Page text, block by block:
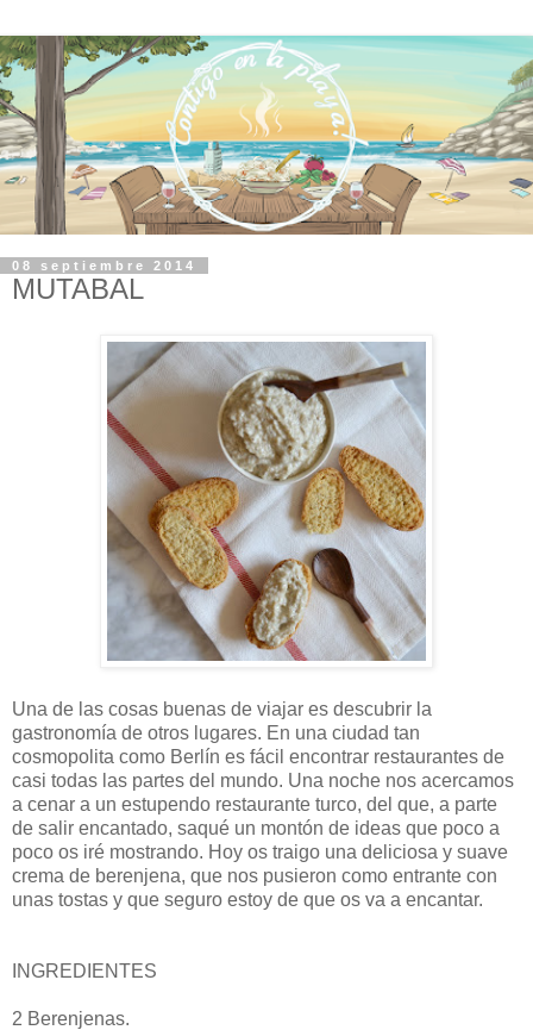
08 septiembre 2014
MUTABAL
Una de las cosas buenas de viajar es descubrir la
gastronomía de otros lugares. En una ciudad tan
cosmopolita como Berlín es fácil encontrar restaurantes de
casi todas las partes del mundo. Una noche nos acercamos
a cenar a un estupendo restaurante turco, del que, a parte
de salir encantado, saqué un montón de ideas que poco a
poco os iré mostrando. Hoy os traigo una deliciosa y suave
crema de berenjena, que nos pusieron como entrante con
unas tostas y que seguro estoy de que os va a encantar.
INGREDIENTES
2 Berenjenas.